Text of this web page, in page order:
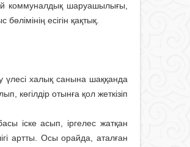
коммуналдық шаруашылығы,
есігін қақтық.
халық санына шаққанда
отынға қол жеткізіп
іске асып, іргелес жатқан
артты. Осы орайда, аталған